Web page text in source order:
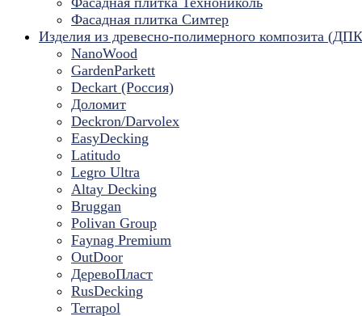
Фасадная плитка Симтер
Изделия из древесно-полимерного композита
NanoWood
GardenParkett
Deckart (Россия)
Доломит
Deckron/Darvolex
EasyDecking
Latitudo
Legro Ultra
Altay Decking
Bruggan
Polivan Group
Faynag Premium
OutDoor
ДеревоПласт
RusDecking
Terrapol